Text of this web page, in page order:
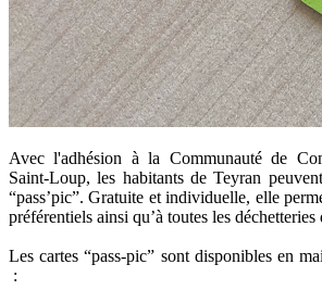
Avec l'adhésion à la Communauté de
Saint-Loup, les habitants de Teyran
“pass’pic”. Gratuite et individuelle, elle
préférentiels ainsi qu’à toutes les
Les cartes “pass-pic” sont disponibles en
: